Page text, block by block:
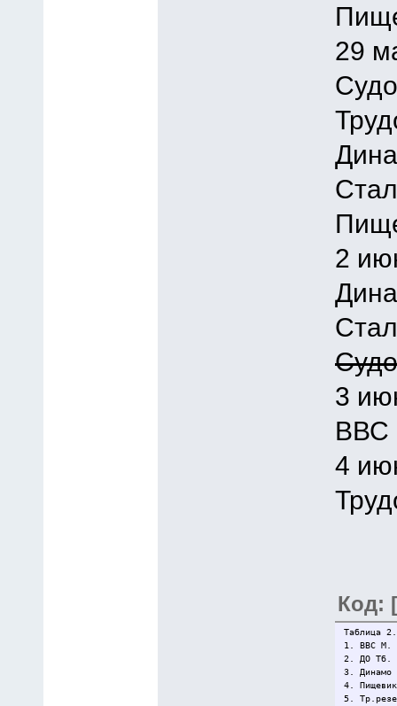
29
2
3
ВВС
4
Код:
Таблица
1. ВВС М.
2. ДО Тб.
3.
4.
5.